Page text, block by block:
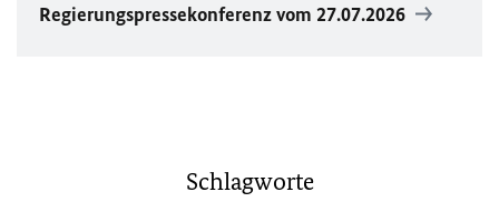
Regierungspressekonferenz vom 27.07.2026
Schlagworte